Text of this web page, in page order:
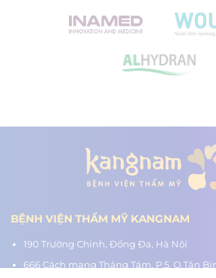
BỆNH VIỆN THẨM MỸ KANGNAM
190 Trường Chinh, Đống Đa, Hà Nội
666 Cách mạng Tháng Tám, P.5, Q.Tân